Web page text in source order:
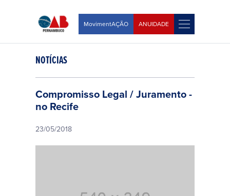
MovimentAÇÃO ANUIDADE
NOTÍCIAS
Compromisso Legal / Juramento -
no Recife
23/05/2018